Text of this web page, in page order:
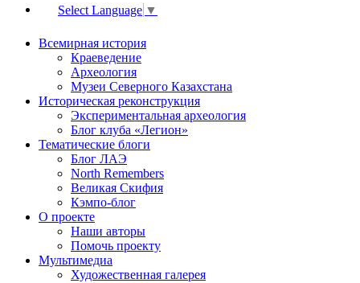
Select Language ▼
Всемирная история
Краеведение
Археология
Музеи Северного Казахстана
Историческая реконструкция
Экспериментальная археология
Блог клуба «Легион»
Тематические блоги
Блог ЛАЭ
North Remembers
Великая Скифия
Кэмпо-блог
О проекте
Наши авторы
Помочь проекту
Мультимедиа
Художественная галерея